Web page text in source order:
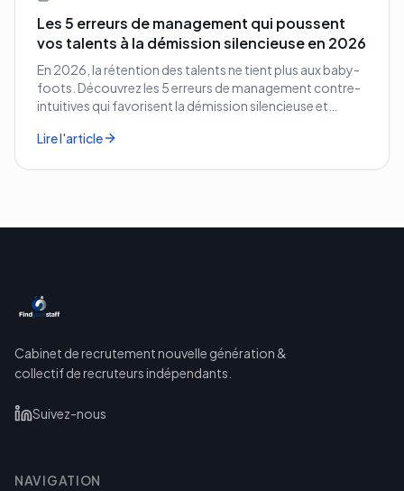
Les 5 erreurs de management qui poussent
vos talents à la démission silencieuse en 2026
En 2026, la rétention des talents ne tient plus aux baby-
foots. Découvrez les 5 erreurs de management contre-
intuitives qui favorisent la démission silencieuse et
Lire l'article
Cabinet de recrutement nouvelle génération &
collectif de recruteurs indépendants.
Suivez-nous
NAVIGATION